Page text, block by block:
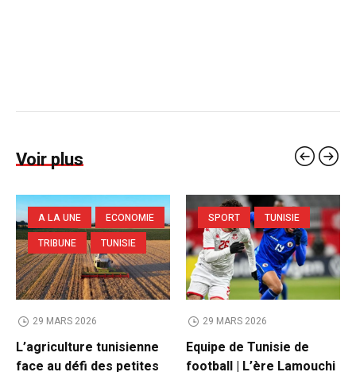
Voir plus
A LA UNE
ECONOMIE
TRIBUNE
TUNISIE
29 MARS 2026
L’agriculture tunisienne
face au défi des petites
SPORT TUNISIE
29 MARS 2026
Equipe de Tunisie de
football | L’ère Lamouchi